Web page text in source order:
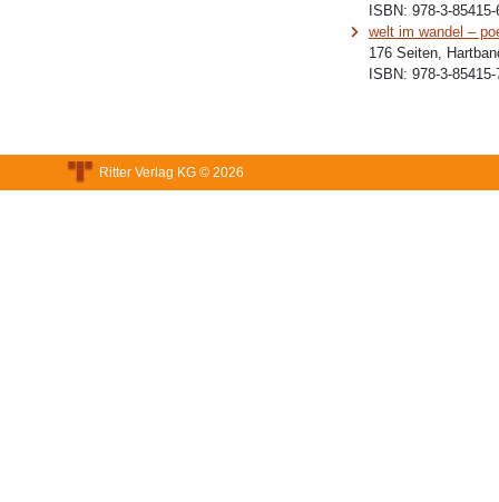
ISBN: 978-3-85415-
welt im wandel –
176 Seiten,
ISBN: 978-3-85415-
Ritter Verlag KG © 2026